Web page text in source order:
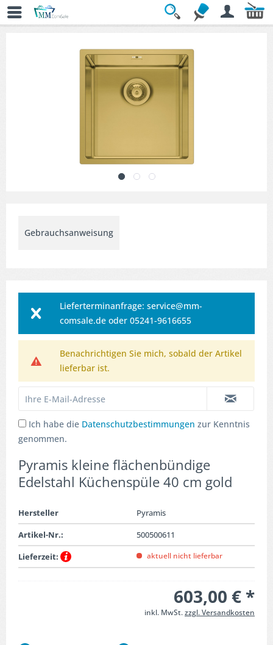
Übersicht
Gebrauchsanweisung
Lieferterminanfrage: service@mm-
comsale.de oder 05241-9616655
Benachrichtigen Sie mich, sobald der Artikel
lieferbar ist.
Ich habe die Datenschutzbestimmungen zur Kenntnis
genommen.
Pyramis kleine flächenbündige
Edelstahl Küchenspüle 40 cm gold
Hersteller
Pyramis
Artikel-Nr.:
500500611
Lieferzeit:
aktuell nicht lieferbar
603,00 € *
inkl. MwSt.zzgl. Versandkosten